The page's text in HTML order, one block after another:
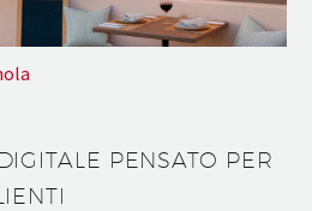
PENSATO PER